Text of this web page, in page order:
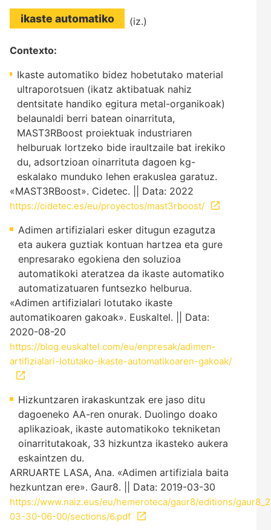
ikaste automatiko (iz.)
Contexto:
Ikaste automatiko bidez hobetutako material
ultraporotsuen (ikatz aktibatuak nahiz
dentsitate handiko egitura metal-organikoak)
belaunaldi berri batean oinarrituta,
MAST3RBoost proiektuak industriaren
helburuak lortzeko bide iraultzaile bat irekiko
du, adsortzioan oinarrituta dagoen kg-
eskalako munduko lehen erakuslea garatuz.
«MAST3RBoost». Cidetec. || Data: 2022
https://cidetec.es/eu/proyectos/mast3rboost/
Adimen artifizialari esker ditugun ezagutza
eta aukera guztiak kontuan hartzea eta gure
enpresarako egokiena den soluzioa
automatikoki ateratzea da ikaste automatiko
automatizatuaren funtsezko helburua.
«Adimen artifizialari lotutako ikaste
automatikoaren gakoak». Euskaltel. || Data:
2020-08-20
https://blog.euskaltel.com/eu/enpresak/adimen-
artifizialari-lotutako-ikaste-automatikoaren-gakoak/
Hizkuntzaren irakaskuntzak ere jaso ditu
dagoeneko AA-ren onurak. Duolingo doako
aplikazioak, ikaste automatikoko tekniketan
oinarritutakoak, 33 hizkuntza ikasteko aukera
eskaintzen du.
ARRUARTE LASA, Ana. «Adimen artifiziala baita
hezkuntzan ere». Gaur8. || Data: 2019-03-30
https://www.naiz.eus/eu/hemeroteca/gaur8/editions/
03-30-06-00/sections/6.pdf